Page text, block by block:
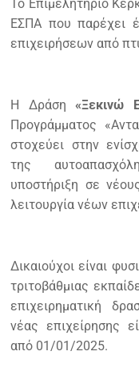
Το Επιμελητήριο
ΕΣΠΑ που παρέχει
επιχειρήσεων από
Η Δράση «Ξεκινώ
Προγράμματος
στοχεύει στην
της
υποστήριξη σε
λειτουργία νέων
Δικαιούχοι είναι
τριτοβάθμιας
επιχειρηματική
νέας επιχείρησης
από 01/01/2025.